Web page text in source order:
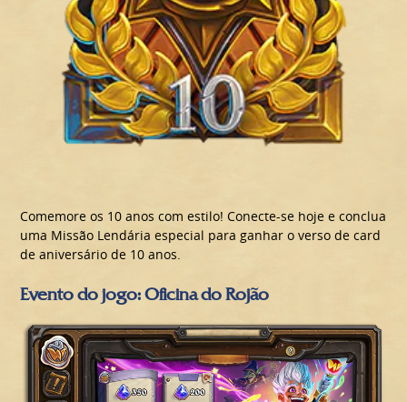
Comemore os 10 anos com estilo! Conecte-se hoje e conclua
uma Missão Lendária especial para ganhar o verso de card
de aniversário de 10 anos.
Evento do jogo: Oficina do Rojão